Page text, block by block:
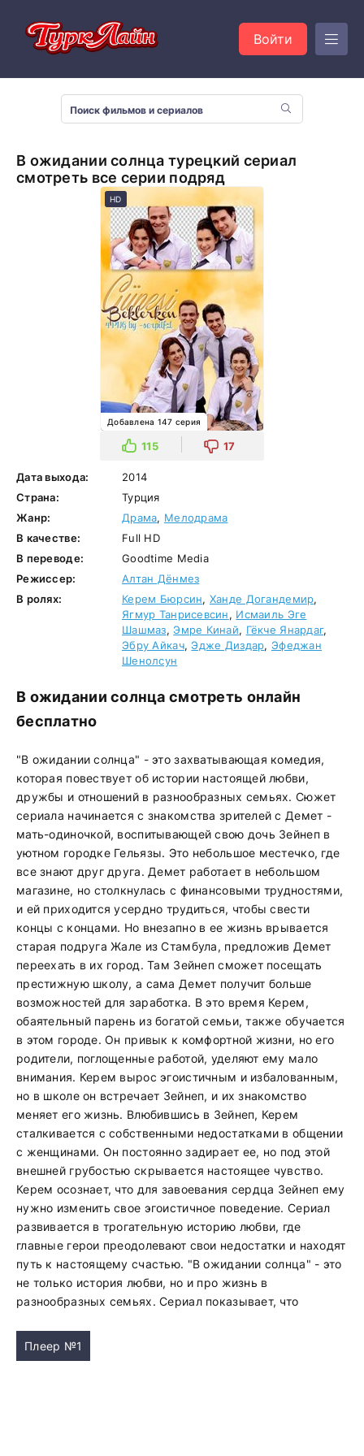
Войти
В ожидании солнца турецкий сериал
смотреть все серии подряд
HD
Добавлена 147 серия
115 17
Дата выхода:
2014
Страна:
Турция
Жанр:
Драма, Мелодрама
В качестве:
Full HD
В переводе:
Goodtime Media
Режиссер:
Алтан Дёнмез
В ролях:
Керем Бюрсин, Ханде Догандемир,
Ягмур Танрисевсин, Исмаиль Эге
Шашмаз,Эмре Кинай, Гёкче Янардаг,
Эбру Айкач,Эдже Диздар,Эфеджан
Шенолсун
В ожидании солнца смотреть онлайн
бесплатно
"В ожидании солнца" - это захватывающая комедия,
которая повествует об истории настоящей любви,
дружбы и отношений в разнообразных семьях. Сюжет
сериала начинается с знакомства зрителей с Демет -
мать-одиночкой, воспитывающей свою дочь Зейнеп в
уютном городке Гельязы. Это небольшое местечко, где
все знают друг друга. Демет работает в небольшом
магазине, но столкнулась с финансовыми трудностями,
и ей приходится усердно трудиться, чтобы свести
концы с концами. Но внезапно в ее жизнь врывается
старая подруга Жале из Стамбула, предложив Демет
переехать в их город. Там Зейнеп сможет посещать
престижную школу, а сама Демет получит больше
возможностей для заработка. В это время Керем,
обаятельный парень из богатой семьи, также обучается
в этом городе. Он привык к комфортной жизни, но его
родители, поглощенные работой, уделяют ему мало
внимания. Керем вырос эгоистичным и избалованным,
но в школе он встречает Зейнеп, и их знакомство
меняет его жизнь. Влюбившись в Зейнеп, Керем
сталкивается с собственными недостатками в общении
с женщинами. Он постоянно задирает ее, но под этой
внешней грубостью скрывается настоящее чувство.
Керем осознает, что для завоевания сердца Зейнеп ему
нужно изменить свое эгоистичное поведение. Сериал
развивается в трогательную историю любви, где
главные герои преодолевают свои недостатки и находят
путь к настоящему счастью. "В ожидании солнца" - это
не только история любви, но и про жизнь в
разнообразных семьях. Сериал показывает, что
Плеер №1